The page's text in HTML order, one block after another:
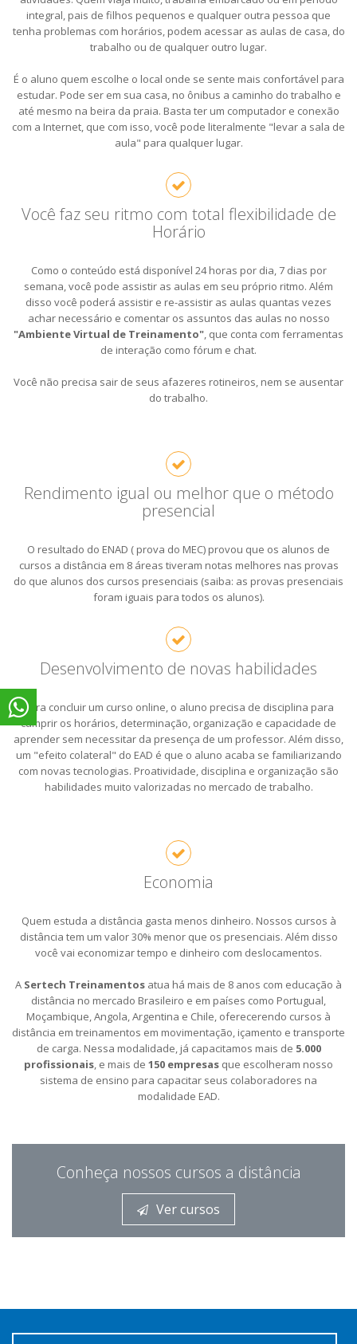
integral, pais de filhos pequenos e qualquer outra pessoa que
tenha problemas com horários, podem acessar as aulas de casa, do
trabalho ou de qualquer outro lugar.
É o aluno quem escolhe o local onde se sente mais confortável para
estudar. Pode ser em sua casa, no ônibus a caminho do trabalho e
até mesmo na beira da praia. Basta ter um computador e conexão
com a Internet, que com isso, você pode literalmente "levar a sala de
aula" para qualquer lugar.
Você faz seu ritmo com total flexibilidade de
Horário
Como o conteúdo está disponível 24 horas por dia, 7 dias por
semana, você pode assistir as aulas em seu próprio ritmo. Além
disso você poderá assistir e re-assistir as aulas quantas vezes
achar necessário e comentar os assuntos das aulas no nosso
"Ambiente Virtual de Treinamento", que conta com ferramentas
de interação como fórum e chat.
Você não precisa sair de seus afazeres rotineiros, nem se ausentar
do trabalho.
Rendimento igual ou melhor que o método
presencial
O resultado do ENAD ( prova do MEC) provou que os alunos de
cursos a distância em 8 áreas tiveram notas melhores nas provas
do que alunos dos cursos presenciais (saiba: as provas presenciais
foram iguais para todos os alunos).
Desenvolvimento de novas habilidades
Para concluir um curso online, o aluno precisa de disciplina para
cumprir os horários, determinação, organização e capacidade de
aprender sem necessitar da presença de um professor. Além disso,
um "efeito colateral" do EAD é que o aluno acaba se familiarizando
com novas tecnologias. Proatividade, disciplina e organização são
habilidades muito valorizadas no mercado de trabalho.
Economia
Quem estuda a distância gasta menos dinheiro. Nossos cursos à
distância tem um valor 30% menor que os presenciais. Além disso
você vai economizar tempo e dinheiro com deslocamentos.
A Sertech Treinamentos atua há mais de 8 anos com educação à
distância no mercado Brasileiro e em países como Portugual,
Moçambique, Angola, Argentina e Chile, oferecerendo cursos à
distância em treinamentos em movimentação, içamento e transporte
de carga. Nessa modalidade, já capacitamos mais de 5.000
profissionais, e mais de 150 empresas que escolheram nosso
sistema de ensino para capacitar seus colaboradores na
modalidade EAD.
Conheça nossos cursos a distância
Ver cursos